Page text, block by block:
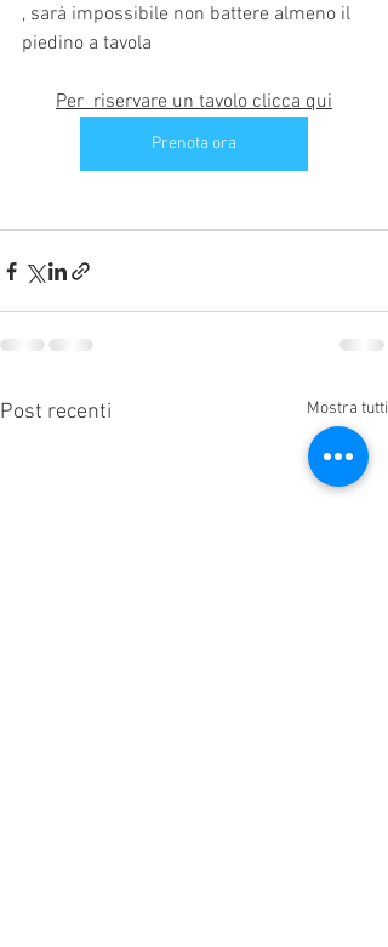
, sarà impossibile non battere almeno il
piedino a tavola
Per  riservare un tavolo clicca qui
Prenota ora
Post recenti Mostra tutti